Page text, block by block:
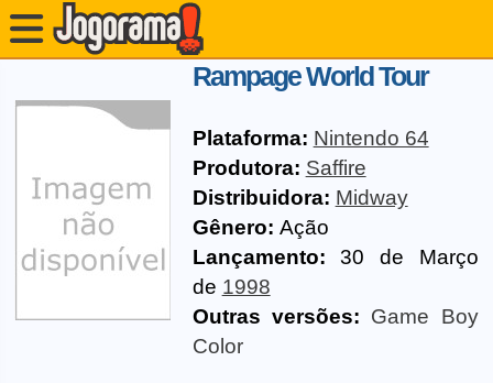
Rampage World Tour
Plataforma: Nintendo 64
Produtora: Saffire
Distribuidora: Midway
Gênero: Ação
Lançamento: 30 de Março
de 1998
Outras versões: Game Boy
Color